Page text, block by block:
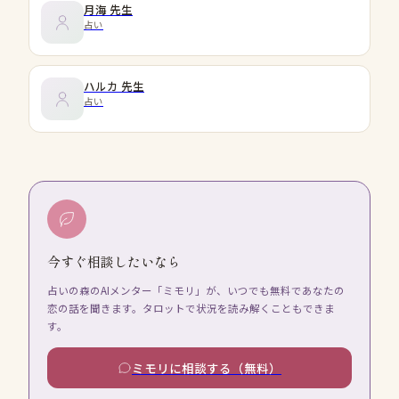
月海 先生
占い
ハルカ 先生
占い
今すぐ相談したいなら
占いの森のAIメンター「ミモリ」が、いつでも無料であなたの
恋の話を聞きます。タロットで状況を読み解くこともできま
す。
ミモリに相談する（無料）